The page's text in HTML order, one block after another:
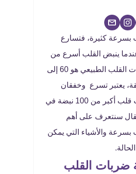
بسرعة كثيرة، فتسارع
ينبض القلب أسرع من
المعتاد، معدل ضربات القلب الطبيعي هو 60 إلى
يعتبر تسرع وخفقان
القلب معدل ضربات قلب أكبر من 100 نبضة في
سنتعرف على أهم
بسرعة والأشياء التي يمكن
ضربات القلب